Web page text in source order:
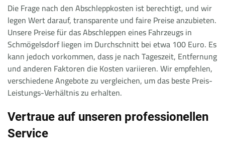
Die Frage nach den Abschleppkosten ist berechtigt, und wir
legen Wert darauf, transparente und faire Preise anzubieten.
Unsere Preise für das Abschleppen eines Fahrzeugs in
Schmögelsdorf liegen im Durchschnitt bei etwa 100 Euro. Es
kann jedoch vorkommen, dass je nach Tageszeit, Entfernung
und anderen Faktoren die Kosten variieren. Wir empfehlen,
verschiedene Angebote zu vergleichen, um das beste Preis-
Leistungs-Verhältnis zu erhalten.
Vertraue auf unseren professionellen
Service